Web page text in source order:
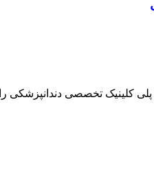
پلی کلینیک تخصصی